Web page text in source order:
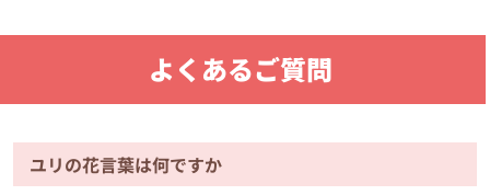
よくあるご質問
ユリの花言葉は何ですか